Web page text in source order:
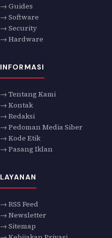
→ Guides
→ Software
→ Security
→ Hardware
INFORMASI
→ Tentang Kami
→ Kontak
→ Redaksi
→ Pedoman Media Siber
→ Kode Etik
→ Pasang Iklan
LAYANAN
→ RSS Feed
→ Newsletter
→ Sitemap